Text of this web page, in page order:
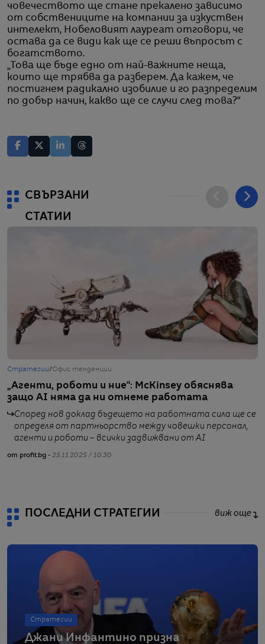
човечеството ще стане прекалено зависимо
от собствениците на компании за изкуствен
интелект, Нобеловият лауреат отговори, че
остава да се види как ще се реши въпросът с
богатството.
„Това ще бъде едно от най-важните неща,
които ще трябва да разберем. Да кажем, че
постигнем радикално изобилие и го разпределим
по добър начин, какво ще се случи след това?“
СВЪРЗАНИ
СТАТИИ
Стратегии/Офис тенденции
„Агенти, роботи и ние“: McKinsey обяснява
защо AI няма да ни отнеме работата
Според нов доклад бъдещето на работната сила ще се
определя от партньорство между човешки персонал,
агенти и роботи – всички задвижвани от AI
от profit.bg - 25.11.2025 / 10:30
ПОСЛЕДНИ СТРАТЕГИИ виж още
Стратегии
Джани Инфантино призна